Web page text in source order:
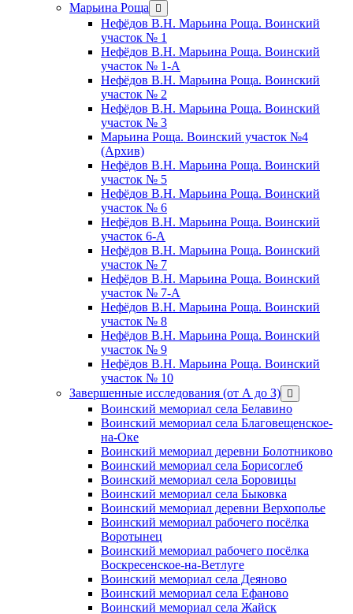
Марьина Роща
открыть
меню
Нефёдов В.Н. Марьина Роща. Воинский
участок № 1
Нефёдов В.Н. Марьина Роща. Воинский
участок № 1-А
Нефёдов В.Н. Марьина Роща. Воинский
участок № 2
Нефёдов В.Н. Марьина Роща. Воинский
участок № 3
Марьина Роща. Воинский участок №4
(Архив)
Нефёдов В.Н. Марьина Роща. Воинский
участок № 5
Нефёдов В.Н. Марьина Роща. Воинский
участок № 6
Нефёдов В.Н. Марьина Роща. Воинский
участок 6-А
Нефёдов В.Н. Марьина Роща. Воинский
участок № 7
Нефёдов В.Н. Марьина Роща. Воинский
участок № 7-А
Нефёдов В.Н. Марьина Роща. Воинский
участок № 8
Нефёдов В.Н. Марьина Роща. Воинский
участок № 9
Нефёдов В.Н. Марьина Роща. Воинский
участок № 10
Завершенные исследования (от А до З) открыть
меню
Воинский мемориал села Белавино
Воинский мемориал села Благовещенское-
на-Оке
Воинский мемориал деревни Болотниково
Воинский мемориал села Борисоглеб
Воинский мемориал села Боровицы
Воинский мемориал села Быковка
Воинский мемориал деревни Верхополье
Воинский мемориал рабочего посёлка
Воротынец
Воинский мемориал рабочего посёлка
Воскресенское-на-Ветлуге
Воинский мемориал села Деяново
Воинский мемориал села Ефаново
Воинский мемориал села Жайск